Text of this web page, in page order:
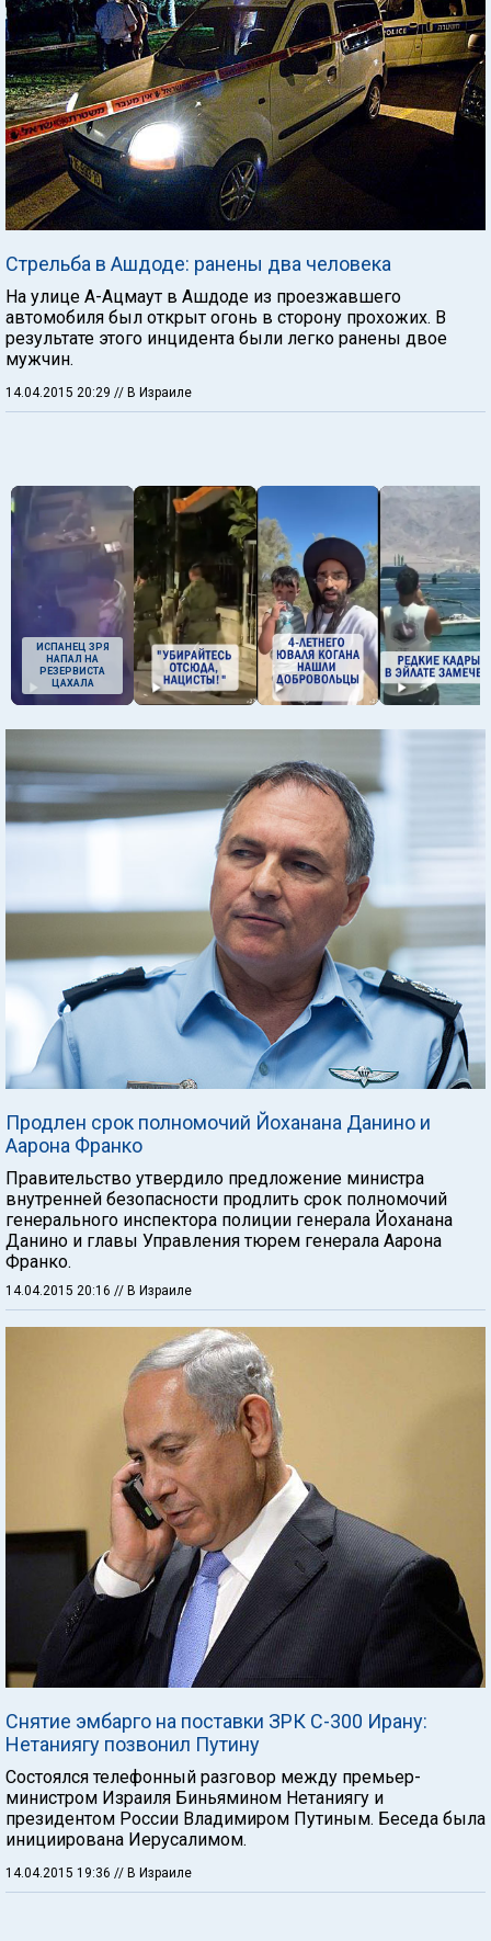
Стрельба в Ашдоде: ранены два человека
На улице А-Ацмаут в Ашдоде из проезжавшего
автомобиля был открыт огонь в сторону прохожих. В
результате этого инцидента были легко ранены двое
мужчин.
14.04.2015 20:29 // В Израиле
ИСПАНЕЦ ЗРЯ
НАПАЛ НА
РЕЗЕРВИСТА
ЦАХАЛА
Продлен срок полномочий Йоханана Данино и
Аарона Франко
Правительство утвердило предложение министра
внутренней безопасности продлить срок полномочий
генерального инспектора полиции генерала Йоханана
Данино и главы Управления тюрем генерала Аарона
Франко.
14.04.2015 20:16 // В Израиле
Снятие эмбарго на поставки ЗРК С-300 Ирану:
Нетаниягу позвонил Путину
Состоялся телефонный разговор между премьер-
министром Израиля Биньямином Нетаниягу и
президентом России Владимиром Путиным. Беседа была
инициирована Иерусалимом.
14.04.2015 19:36 // В Израиле